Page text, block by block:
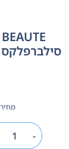
סילברפלקס
מחיר ל-
-